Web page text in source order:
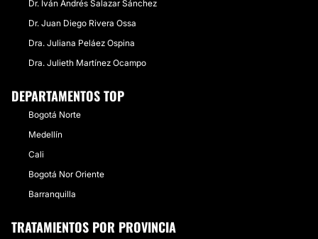
Dr. Iván Andrés Salazar Sánchez
Dr. Juan Diego Rivera Ossa
Dra. Juliana Peláez Ospina
Dra. Julieth Martínez Ocampo
DEPARTAMENTOS TOP
Bogotá Norte
Medellín
Cali
Bogotá Nor Oriente
Barranquilla
TRATAMIENTOS POR PROVINCIA